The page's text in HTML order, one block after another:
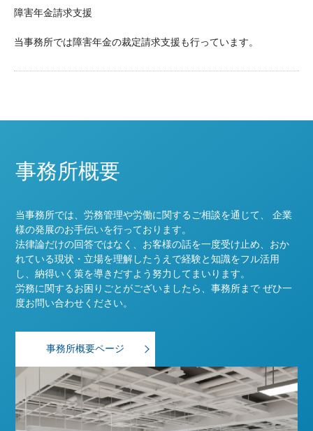
障害年金請求支援
当事務所では障害年金の裁定請求支援も行っています。
事務所概要
当事務所では、労務管理や労働に関するご相談を通じて、 企業
様の発展のお手伝いを行っております。
法律論だけの回答ではなく、お客様の話を一度受け止め、おか
れている現状・立場を理解したうえで経験と知識をフル活用
し、納得いく策を導きだすよう努力してまいります。
労務に関するお困りごとがございましたら、事務所まで ぜひ一
度お問い合わせください。
事務所概要ページ